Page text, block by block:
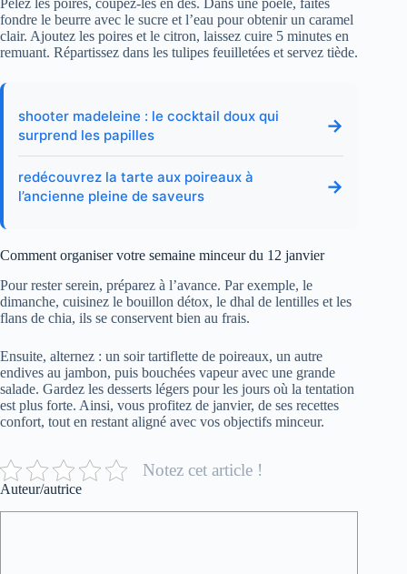
Pelez les poires, coupez-les en dés. Dans une poêle, faites
fondre le beurre avec le sucre et l’eau pour obtenir un caramel
clair. Ajoutez les poires et le citron, laissez cuire 5 minutes en
remuant. Répartissez dans les tulipes feuilletées et servez tiède.
shooter madeleine : le cocktail doux qui
surprend les papilles
→
redécouvrez la tarte aux poireaux à
l’ancienne pleine de saveurs
→
Comment organiser votre semaine minceur du 12 janvier
Pour rester serein, préparez à l’avance. Par exemple, le
dimanche, cuisinez le bouillon détox, le dhal de lentilles et les
flans de chia, ils se conservent bien au frais.
Ensuite, alternez : un soir tartiflette de poireaux, un autre
endives au jambon, puis bouchées vapeur avec une grande
salade. Gardez les desserts légers pour les jours où la tentation
est plus forte. Ainsi, vous profitez de janvier, de ses recettes
confort, tout en restant aligné avec vos objectifs minceur.
Notez cet article !
Auteur/autrice